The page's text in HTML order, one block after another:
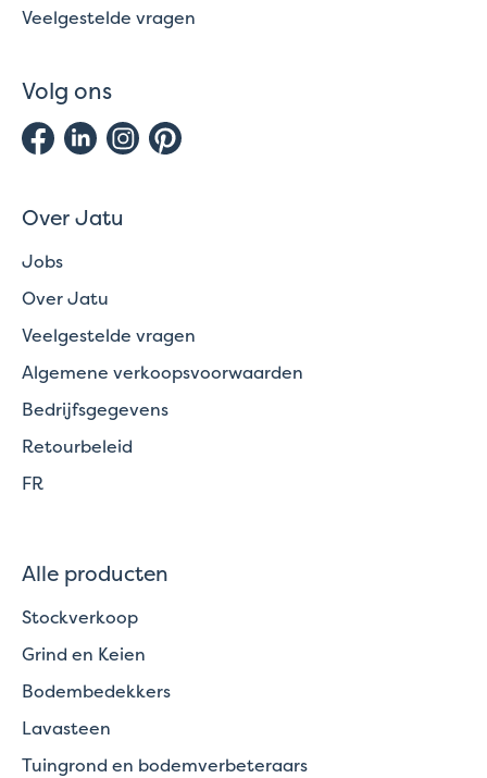
Veelgestelde vragen
Volg ons
Over Jatu
Jobs
Over Jatu
Veelgestelde vragen
Algemene verkoopsvoorwaarden
Bedrijfsgegevens
Retourbeleid
FR
Alle producten
Stockverkoop
Grind en Keien
Bodembedekkers
Lavasteen
Tuingrond en bodemverbeteraars